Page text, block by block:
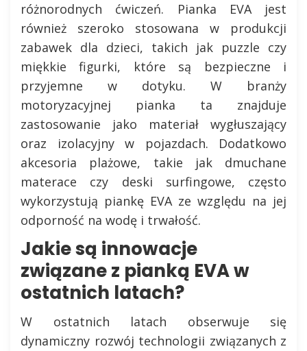
różnorodnych ćwiczeń. Pianka EVA jest
również szeroko stosowana w produkcji
zabawek dla dzieci, takich jak puzzle czy
miękkie figurki, które są bezpieczne i
przyjemne w dotyku. W branży
motoryzacyjnej pianka ta znajduje
zastosowanie jako materiał wygłuszający
oraz izolacyjny w pojazdach. Dodatkowo
akcesoria plażowe, takie jak dmuchane
materace czy deski surfingowe, często
wykorzystują piankę EVA ze względu na jej
odporność na wodę i trwałość.
Jakie są innowacje
związane z pianką EVA w
ostatnich latach?
W ostatnich latach obserwuje się
dynamiczny rozwój technologii związanych z